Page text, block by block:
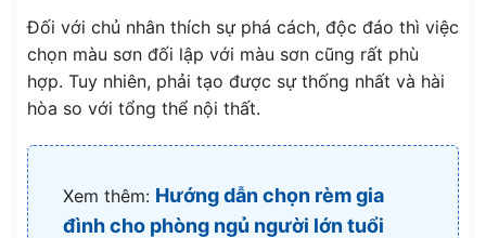
Đối với chủ nhân thích sự phá cách, độc đáo thì việc
chọn màu sơn đối lập với màu sơn cũng rất phù
hợp. Tuy nhiên, phải tạo được sự thống nhất và hài
hòa so với tổng thể nội thất.
Xem thêm: Hướng dẫn chọn rèm gia
đình cho phòng ngủ người lớn tuổi